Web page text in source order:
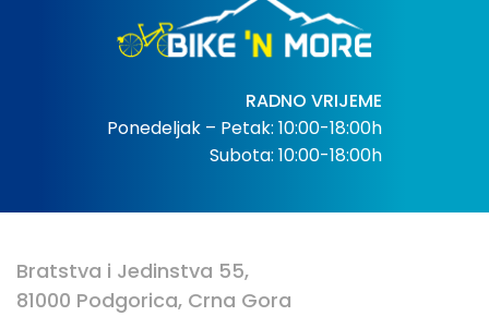
RADNO VRIJEME
Ponedeljak – Petak: 10:00-18:00h
Subota: 10:00-18:00h
Bratstva i Jedinstva 55,
81000 Podgorica, Crna Gora